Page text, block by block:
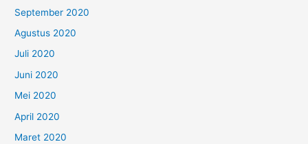
September 2020
Agustus 2020
Juli 2020
Juni 2020
Mei 2020
April 2020
Maret 2020